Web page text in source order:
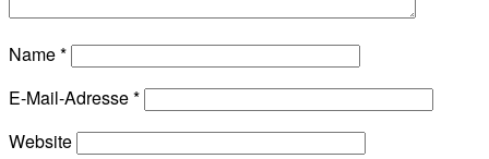
Name*
E-Mail-Adresse*
Website